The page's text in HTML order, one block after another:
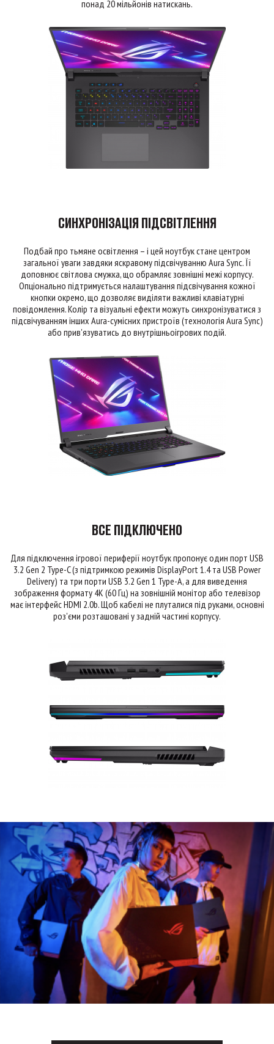
понад 20 мільйонів натискань.
СИНХРОНІЗАЦІЯ ПІДСВІТЛЕННЯ
Подбай про тьмяне освітлення – і цей ноутбук стане центром
загальної уваги завдяки яскравому підсвічуванню Aura Sync. Її
доповнює світлова смужка, що обрамляє зовнішні межі корпусу.
Опціонально підтримується налаштування підсвічування кожної
кнопки окремо, що дозволяє виділяти важливі клавіатурні
повідомлення. Колір та візуальні ефекти можуть синхронізуватися з
підсвічуванням інших Aura-сумісних пристроїв (технологія Aura Sync)
або прив'язуватись до внутрішньоігрових подій.
ВСЕ ПІДКЛЮЧЕНО
Для підключення ігрової периферії ноутбук пропонує один порт USB
3.2 Gen 2 Type-C (з підтримкою режимів DisplayPort 1.4 та USB Power
Delivery) та три порти USB 3.2 Gen 1 Type-A, а для виведення
зображення формату 4K (60 Гц) на зовнішній монітор або телевізор
має інтерфейс HDMI 2.0b. Щоб кабелі не плуталися під руками, основні
роз'єми розташовані у задній частині корпусу.